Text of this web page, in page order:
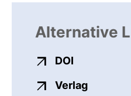
Alternative
DOI
Verlag